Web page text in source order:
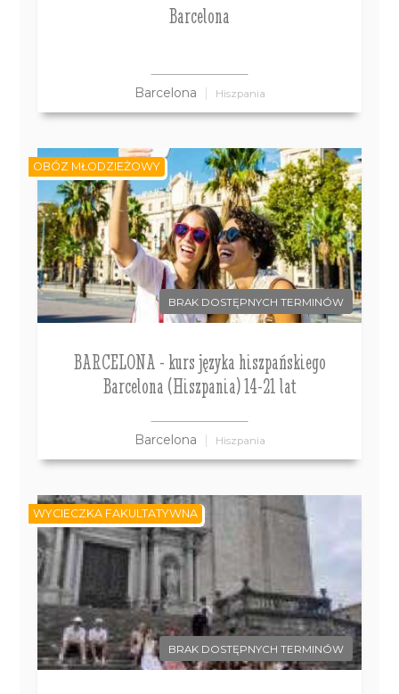
Barcelona
Barcelona Hiszpania
BRAK DOSTĘPNYCH TERMINÓW
BARCELONA - kurs języka hiszpańskiego
Barcelona (Hiszpania) 14-21 lat
Barcelona Hiszpania
OBÓZ MŁODZIEŻOWY
BRAK DOSTĘPNYCH TERMINÓW
WYCIECZKA FAKULTATYWNA